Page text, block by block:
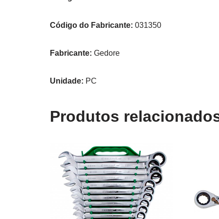
Código do Fabricante: 031350
Fabricante: Gedore
Unidade: PC
Produtos